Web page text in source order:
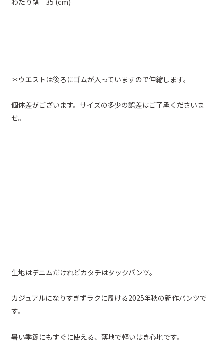
＊ウエストは後ろにゴムが入っていますので伸縮します。
個体差がございます。サイズの多少の誤差はご了承くださいま
せ。
生地はデニムだけれどカタチはタックパンツ。
カジュアルになりすぎずラクに履ける2025年秋の新作パンツで
す。
暑い季節にもすぐに使える、薄地で軽いはき心地です。